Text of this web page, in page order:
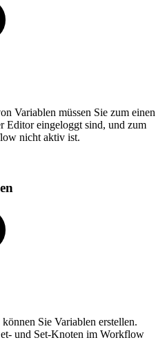
Variablen müssen Sie zum einen
Editor eingeloggt sind, und zum
nicht aktiv ist.
Sie Variablen erstellen.
und Set-Knoten im Workflow